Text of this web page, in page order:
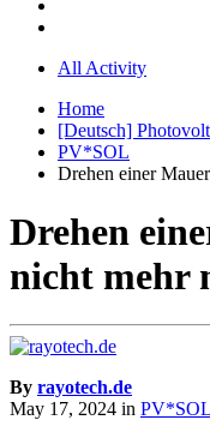
All Activity
Home
[Deutsch]
PV*SOL
Drehen einer
Drehen
nicht mehr
By rayotech.de
May 17, 2024 in PV*SOL